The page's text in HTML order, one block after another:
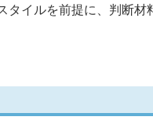
イルを前提に、判断材